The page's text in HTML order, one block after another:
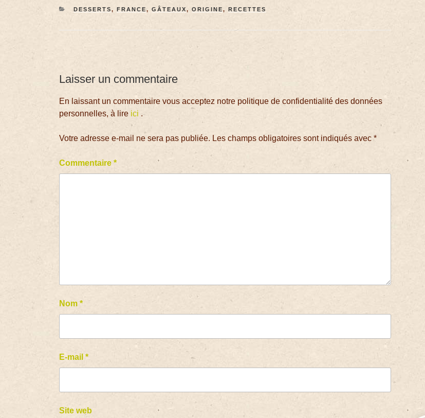
DESSERTS, FRANCE, GÂTEAUX, ORIGINE, RECETTES
Laisser un commentaire
En laissant un commentaire vous acceptez notre politique de confidentialité des données
personnelles, à lire ici .
Votre adresse e-mail ne sera pas publiée. Les champs obligatoires sont indiqués avec*
Commentaire*
Nom*
E-mail*
Site web